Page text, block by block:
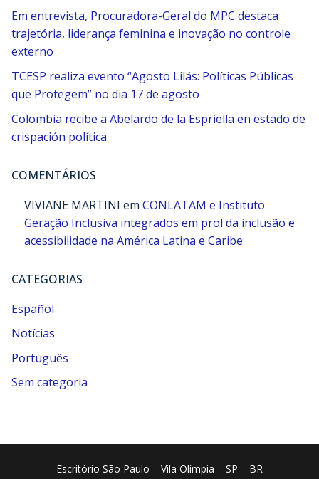
Em entrevista, Procuradora-Geral do MPC destaca
trajetória, liderança feminina e inovação no controle
externo
TCESP realiza evento “Agosto Lilás: Políticas Públicas
que Protegem” no dia 17 de agosto
Colombia recibe a Abelardo de la Espriella en estado de
crispación política
COMENTÁRIOS
VIVIANE MARTINI em CONLATAM e Instituto
Geração Inclusiva integrados em prol da inclusão e
acessibilidade na América Latina e Caribe
CATEGORIAS
Español
Notícias
Português
Sem categoria
Escritório São Paulo – Vila Olímpia – SP – BR